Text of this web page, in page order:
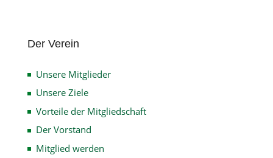
Der Verein
Unsere Mitglieder
Unsere Ziele
Vorteile der Mitgliedschaft
Der Vorstand
Mitglied werden